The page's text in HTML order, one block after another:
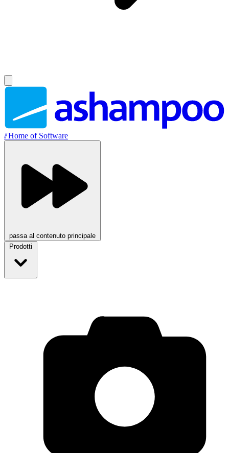
//Home of Software
passa al contenuto principale
Prodotti